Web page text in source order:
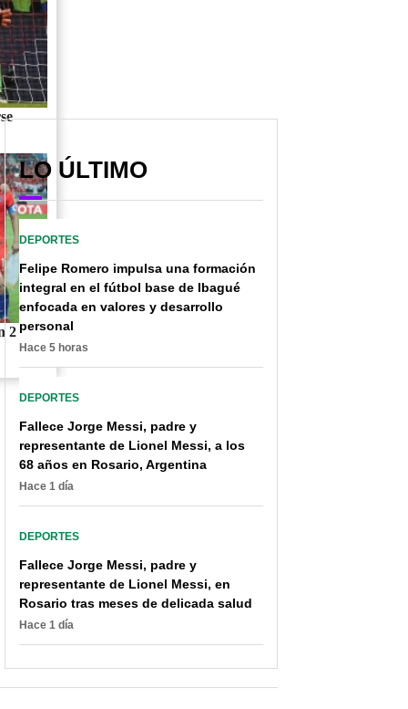
2
LO ÚLTIMO
DEPORTES
Felipe Romero impulsa una formación
integral en el fútbol base de Ibagué
enfocada en valores y desarrollo
personal
Hace 5 horas
DEPORTES
Fallece Jorge Messi, padre y
representante de Lionel Messi, a los
68 años en Rosario, Argentina
Hace 1 día
DEPORTES
Fallece Jorge Messi, padre y
representante de Lionel Messi, en
Rosario tras meses de delicada salud
Hace 1 día